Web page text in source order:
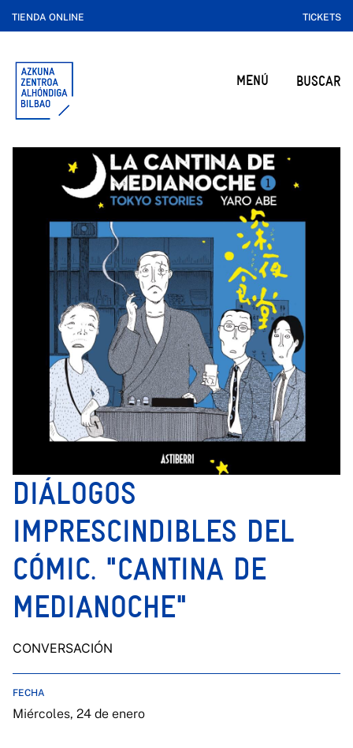
TIENDA ONLINE TICKETS
MENÚ BUSCAR
DIÁLOGOS
IMPRESCINDIBLES DEL
CÓMIC. "CANTINA DE
MEDIANOCHE"
CONVERSACIÓN
FECHA
Miércoles, 24 de enero